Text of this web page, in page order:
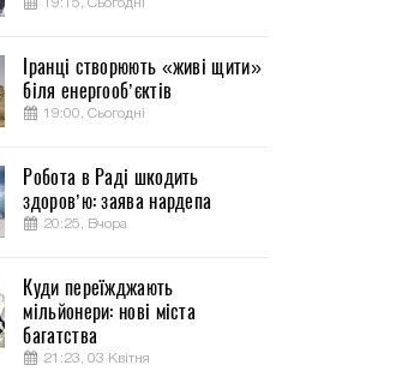
19:15, Сьогодні
Іранці створюють «живі щити»
біля енергооб’єктів
19:00, Сьогодні
Робота в Раді шкодить
здоров’ю: заява нардепа
20:25, Вчора
Куди переїжджають
мільйонери: нові міста
багатства
21:23, 03 Квітня